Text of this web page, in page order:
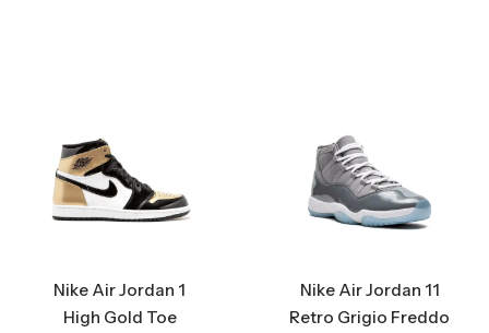
Nike Air Jordan 1
High Gold Toe
Nike Air Jordan 11
Retro Grigio Freddo